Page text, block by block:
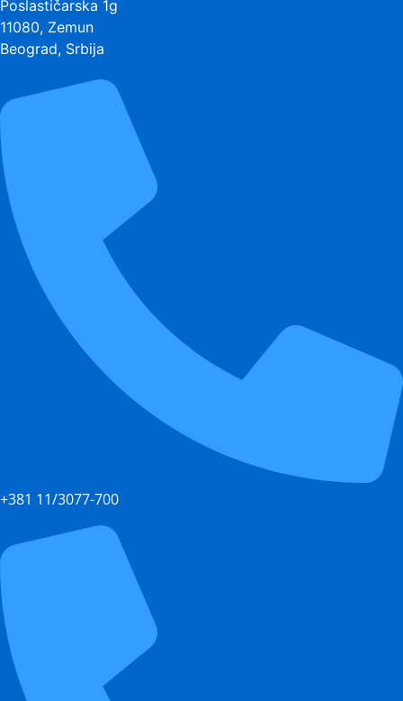
Poslastičarska 1g
11080, Zemun
Beograd, Srbija
+381 11/3077-700